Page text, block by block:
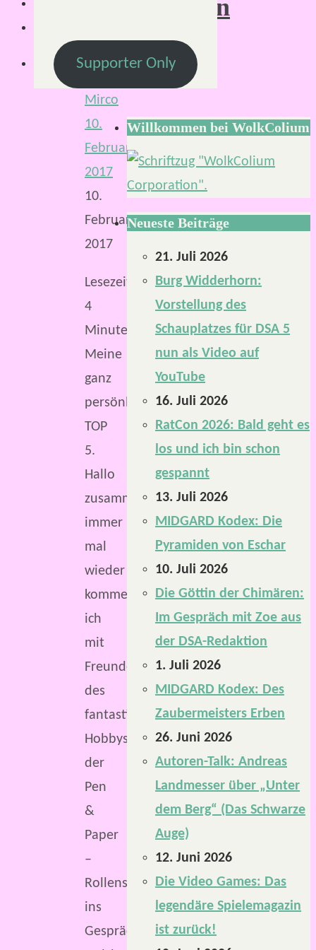
Rollenspielen
Mirco
10.
Februar
2017
10.
Februar
2017
Lesezeit:
4
Minuten
Meine
ganz
persönliche
TOP
5.
Hallo
zusammen,
immer
mal
wieder
komme
ich
mit
Freunden
des
fantastischen
Hobbys
der
Pen
&
Paper
–
Rollenspiele
ins
Gespräch,
Supporter Only
Willkommen bei WolkColium
Neueste Beiträge
21. Juli 2026
Burg Widderhorn:
Vorstellung des
Schauplatzes für DSA 5
nun als Video auf
YouTube
16. Juli 2026
RatCon 2026: Bald geht es
los und ich bin schon
gespannt
13. Juli 2026
MIDGARD Kodex: Die
Pyramiden von Eschar
10. Juli 2026
Die Göttin der Chimären:
Im Gespräch mit Zoe aus
der DSA-Redaktion
1. Juli 2026
MIDGARD Kodex: Des
Zaubermeisters Erben
26. Juni 2026
Autoren-Talk: Andreas
Landmesser über „Unter
dem Berg“ (Das Schwarze
Auge)
12. Juni 2026
Die Video Games: Das
legendäre Spielemagazin
ist zurück!